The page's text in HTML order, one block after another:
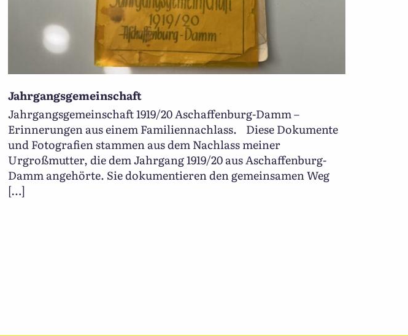
Jahrgangsgemeinschaft
Jahrgangsgemeinschaft 1919/20 Aschaffenburg-Damm –
Erinnerungen aus einem Familiennachlass. Diese Dokumente
und Fotografien stammen aus dem Nachlass meiner
Urgroßmutter, die dem Jahrgang 1919/20 aus Aschaffenburg-
Damm angehörte. Sie dokumentieren den gemeinsamen Weg
[…]